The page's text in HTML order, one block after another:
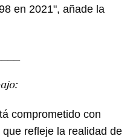
en 2021", añade la
comprometido con
refleje la realidad de